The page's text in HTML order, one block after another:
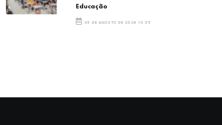
Educação
05 DE AGOSTO DE 2026 10:55